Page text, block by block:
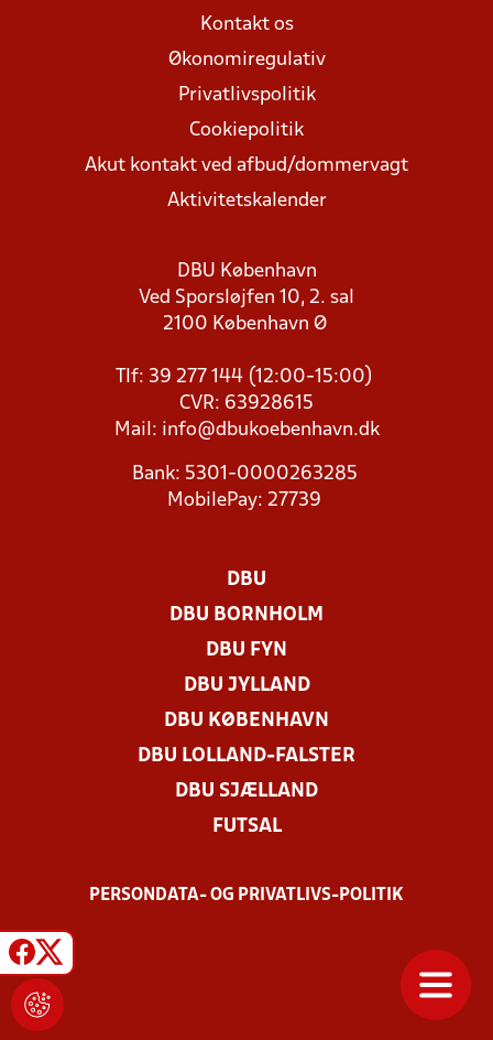
Kontakt os
Økonomiregulativ
Privatlivspolitik
Cookiepolitik
Akut kontakt ved afbud/dommervagt
Aktivitetskalender
DBU København
Ved Sporsløjfen 10, 2. sal
2100 København Ø
Tlf: 39 277 144 (12:00-15:00)
CVR: 63928615
Mail: info@dbukoebenhavn.dk
Bank: 5301-0000263285
MobilePay: 27739
DBU
DBU BORNHOLM
DBU FYN
DBU JYLLAND
DBU KØBENHAVN
DBU LOLLAND-FALSTER
DBU SJÆLLAND
FUTSAL
PERSONDATA- OG PRIVATLIVS-POLITIK